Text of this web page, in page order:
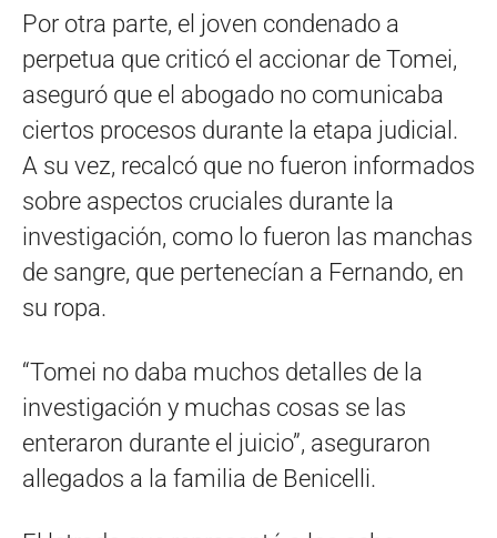
Por otra parte, el joven condenado a
perpetua que criticó el accionar de Tomei,
aseguró que el abogado no comunicaba
ciertos procesos durante la etapa judicial.
A su vez, recalcó que no fueron informados
sobre aspectos cruciales durante la
investigación, como lo fueron las manchas
de sangre, que pertenecían a Fernando, en
su ropa.
“Tomei no daba muchos detalles de la
investigación y muchas cosas se las
enteraron durante el juicio”, aseguraron
allegados a la familia de Benicelli.